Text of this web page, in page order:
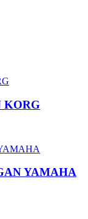
KORG
YAMAHA